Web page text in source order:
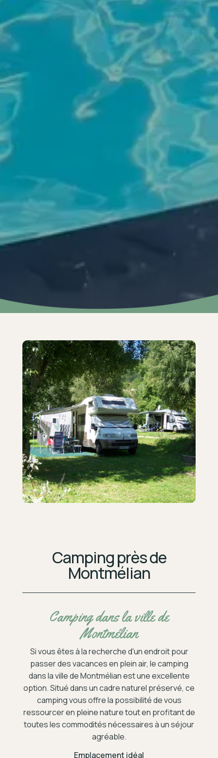
Camping près de
Montmélian
Camping dans la ville de
Montmélian
Si vous êtes à la recherche d'un endroit pour
passer des vacances en plein air, le camping
dans la ville de Montmélian est une excellente
option. Situé dans un cadre naturel préservé, ce
camping vous offre la possibilité de vous
ressourcer en pleine nature tout en profitant de
toutes les commodités nécessaires à un séjour
agréable.
Emplacement idéal